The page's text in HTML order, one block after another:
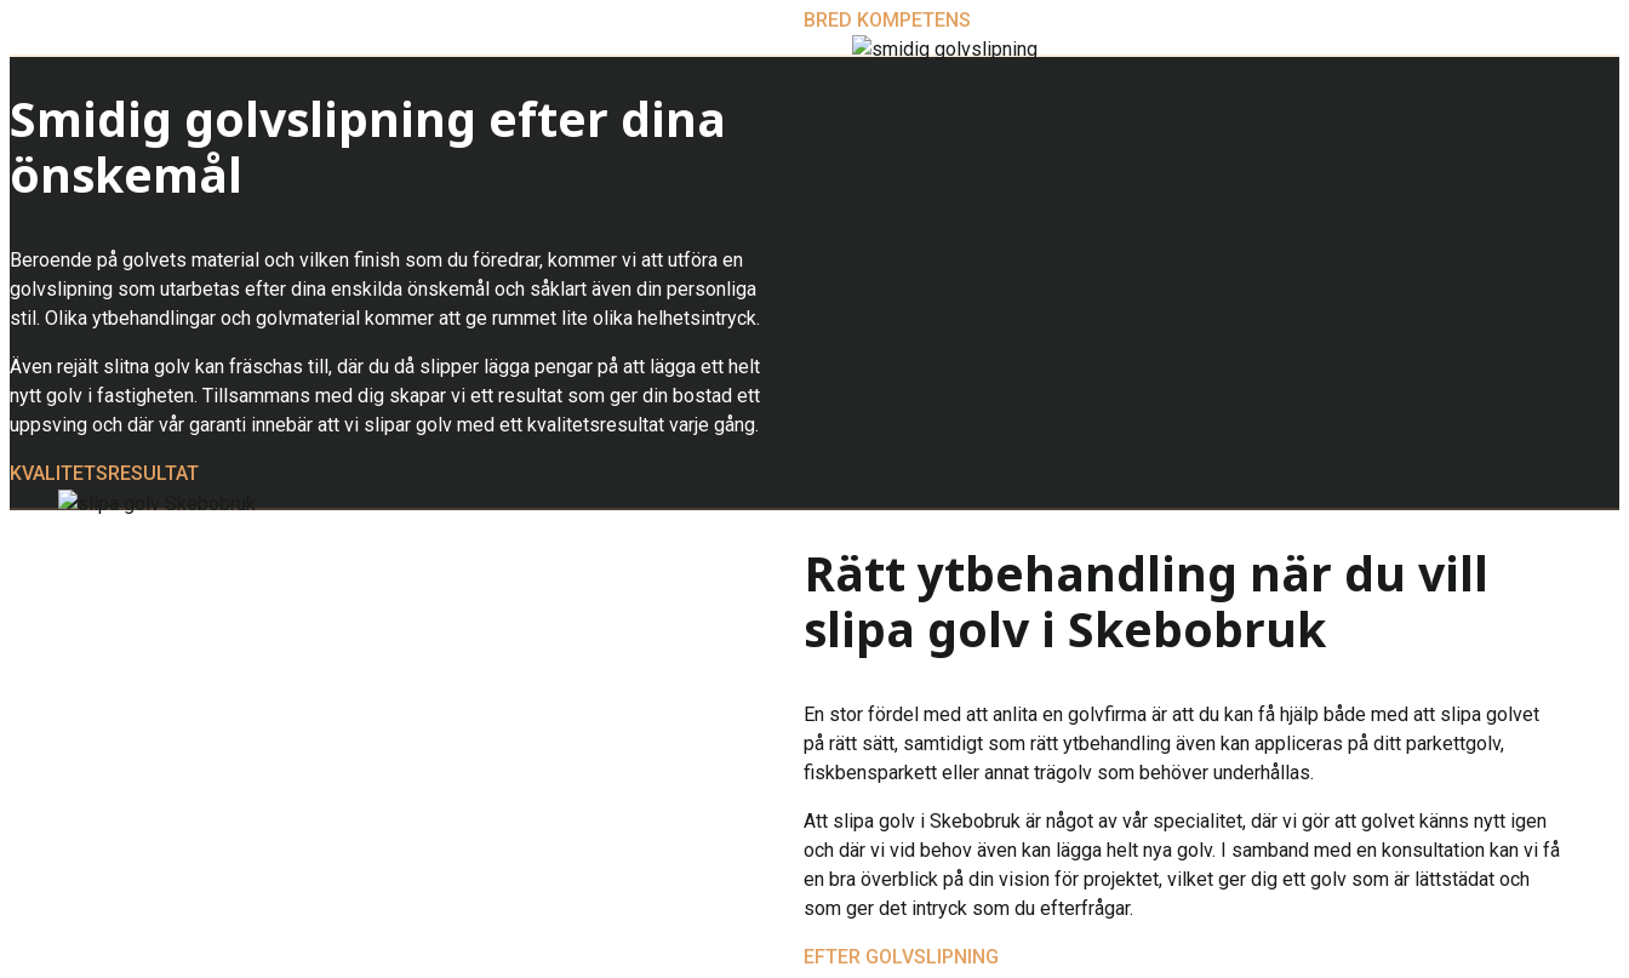
BRED KOMPETENS
Smidig golvslipning efter dina
önskemål
Beroende på golvets material och vilken finish som du föredrar, kommer vi att utföra en
golvslipning som utarbetas efter dina enskilda önskemål och såklart även din personliga
stil. Olika ytbehandlingar och golvmaterial kommer att ge rummet lite olika helhetsintryck.
Även rejält slitna golv kan fräschas till, där du då slipper lägga pengar på att lägga ett helt
nytt golv i fastigheten. Tillsammans med dig skapar vi ett resultat som ger din bostad ett
uppsving och där vår garanti innebär att vi slipar golv med ett kvalitetsresultat varje gång.
KVALITETSRESULTAT
Rätt ytbehandling när du vill
slipa golv i Skebobruk
En stor fördel med att anlita en golvfirma är att du kan få hjälp både med att slipa golvet
på rätt sätt, samtidigt som rätt ytbehandling även kan appliceras på ditt parkettgolv,
fiskbensparkett eller annat trägolv som behöver underhållas.
Att slipa golv i Skebobruk är något av vår specialitet, där vi gör att golvet känns nytt igen
och där vi vid behov även kan lägga helt nya golv. I samband med en konsultation kan vi få
en bra överblick på din vision för projektet, vilket ger dig ett golv som är lättstädat och
som ger det intryck som du efterfrågar.
EFTER GOLVSLIPNING